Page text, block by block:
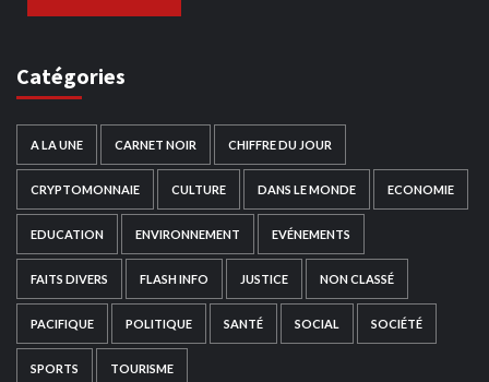
Catégories
A LA UNE CARNET NOIR CHIFFRE DU JOUR
CRYPTOMONNAIE CULTURE DANS LE MONDE ECONOMIE
EDUCATION ENVIRONNEMENT EVÉNEMENTS
FAITS DIVERS FLASH INFO JUSTICE NON CLASSÉ
PACIFIQUE POLITIQUE SANTÉ SOCIAL SOCIÉTÉ
SPORTS TOURISME